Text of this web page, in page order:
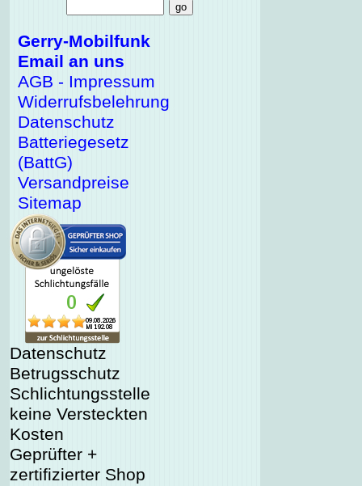
Gerry-Mobilfunk
Email an uns
AGB - Impressum
Widerrufsbelehrung
Datenschutz
Batteriegesetz
(BattG)
Versandpreise
Sitemap
Datenschutz
Betrugsschutz
Schlichtungsstelle
keine Versteckten
Kosten
Geprüfter +
zertifizierter Shop